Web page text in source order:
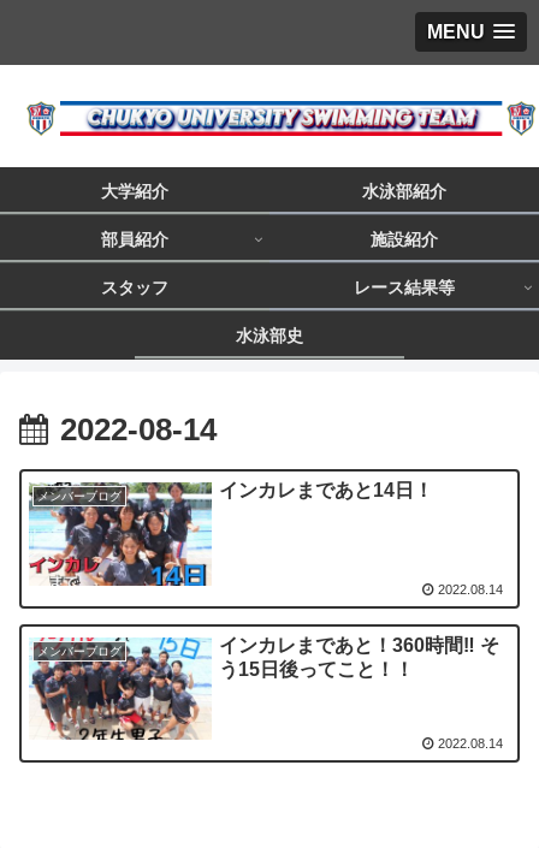
MENU
大学紹介 水泳部紹介
部員紹介 施設紹介
スタッフ レース結果等
水泳部史
2022-08-14
メンバーブログ インカレまであと14日！
2022.08.14
メンバーブログ
インカレまであと！360時間‼︎ そ
う15日後ってこと！！
2022.08.14